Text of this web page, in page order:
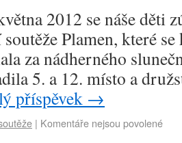
2012 se náše děti
Plamen, které
za nádherného
5. a 12. místo a
příspěvek →
| Komentáře nejsou povolené